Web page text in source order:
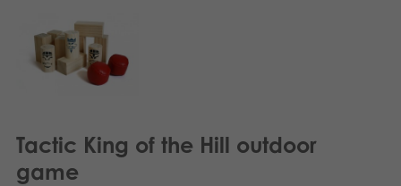
Tactic King of the Hill outdoor
game